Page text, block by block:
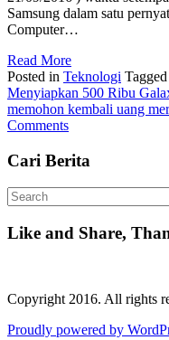
Samsung dalam satu
Computer…
Read More
Posted in Teknologi Tagged
Menyiapkan 500 Ribu
memohon kembali uang
Comments
Cari Berita
Like and Share,
Copyright 2016. All rights
Proudly powered by